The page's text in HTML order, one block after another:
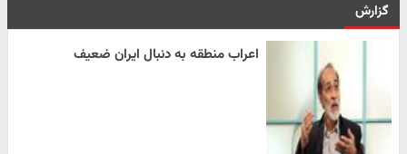
گزارش
اعراب منطقه به دنبال ایران ضعیف